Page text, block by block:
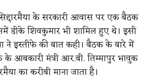
के सरकारी आवास पर एक बैठक
डीके शिवकुमार भी शामिल हुए थे। इसी
ने इस्तीफे की बात कही। बैठक के बारे में
के आबकारी मंत्री आर.बी. तिम्मापुर भावुक
का करीबी माना जाता है।